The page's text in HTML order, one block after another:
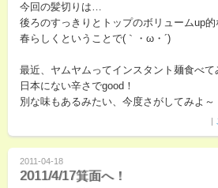
今回の髪切りは…
後ろのすっきりとトップのボリュームup的
春らしくということで(｀・ω・´)
最近、ヤムヤムってインスタント麺食べて
日本にない辛さでgood！
別な味もあるみたい、今度さがしてみよ～
|
2011-04-18
2011/4/17箕面へ！